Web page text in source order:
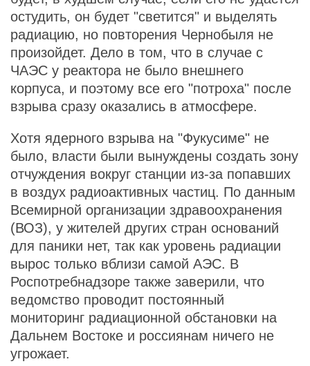
остудить, он будет "светится" и выделять
радиацию, но повторения Чернобыля не
произойдет. Дело в том, что в случае с
ЧАЭС у реактора не было внешнего
корпуса, и поэтому все его "потроха" после
взрыва сразу оказались в атмосфере.
Хотя ядерного взрыва на "Фукусиме" не
было, власти были вынуждены создать зону
отчуждения вокруг станции из-за попавших
в воздух радиоактивных частиц. По данным
Всемирной организации здравоохранения
(ВОЗ), у жителей других стран оснований
для паники нет, так как уровень радиации
вырос только вблизи самой АЭС. В
Роспотребнадзоре также заверили, что
ведомство проводит постоянный
мониторинг радиационной обстановки на
Дальнем Востоке и россиянам ничего не
угрожает.